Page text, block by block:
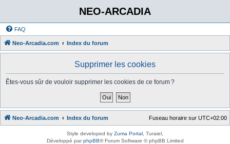
NEO-ARCADIA
FAQ
Neo-Arcadia.com Index du forum
Supprimer les cookies
Êtes-vous sûr de vouloir supprimer les cookies de ce forum ?
Neo-Arcadia.com Index du forum Fuseau horaire sur UTC+02:00
Style developed by Zuma Portal , Turaiel,
Développé parphpBB® Forum Software © phpBB Limited